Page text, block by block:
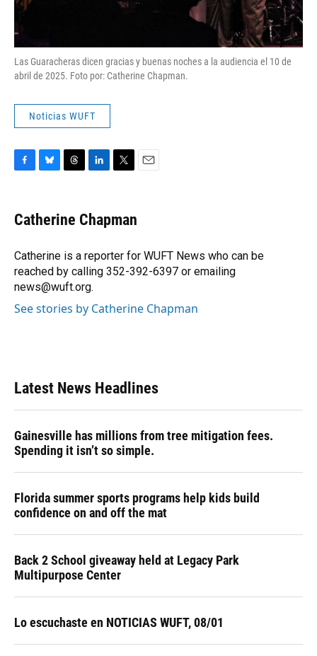
Las Guaracheras dicen gracias y buenas noches a la audiencia el 10 de
abril de 2025. Foto por: Catherine Chapman.
Noticias WUFT
F
e
b
o
k
B
e
s
y
T
e
a
s
L
k
e
I
n
T
t
t
r
E
Catherine Chapman
Catherine is a reporter for WUFT News who can be
reached by calling 352-392-6397 or emailing
news@wuft.org.
See stories by Catherine Chapman
Latest News Headlines
Gainesville has millions from tree mitigation fees.
Spending it isn’t so simple.
Florida summer sports programs help kids build
confidence on and off the mat
Back 2 School giveaway held at Legacy Park
Multipurpose Center
Lo escuchaste en NOTICIAS WUFT, 08/01